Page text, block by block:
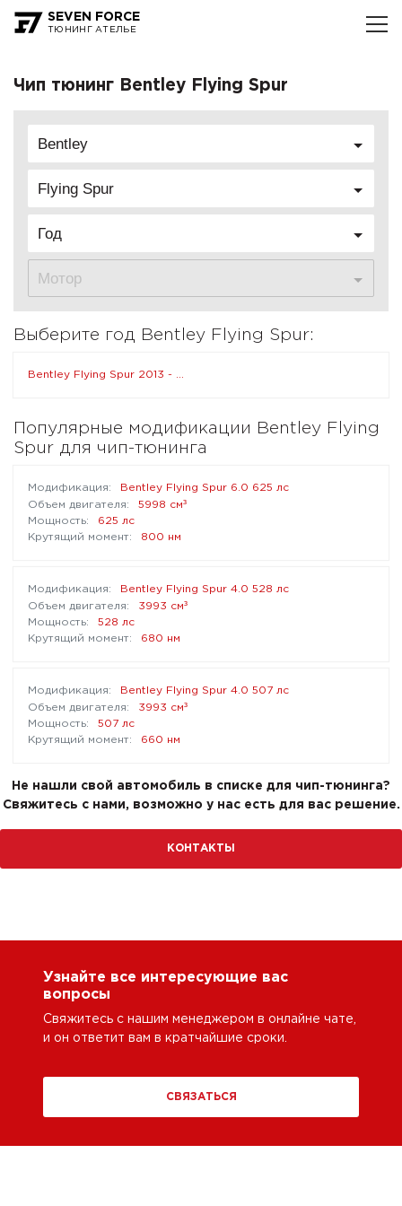
SEVEN FORCE
ТЮНИНГ АТЕЛЬЕ
Чип тюнинг Bentley Flying Spur
Bentley
Flying Spur
Год
Мотор
Выберите год Bentley Flying Spur:
Bentley Flying Spur 2013 - ...
Популярные модификации Bentley Flying
Spur для чип-тюнинга
Bentley Flying Spur 6.0 625 лс
5998 см³
625 лс
800 нм
Bentley Flying Spur 4.0 528 лс
3993 см³
528 лс
680 нм
Bentley Flying Spur 4.0 507 лс
3993 см³
507 лс
660 нм
Не нашли свой автомобиль в списке для чип-тюнинга?
Свяжитесь с нами, возможно у нас есть для вас решение.
КОНТАКТЫ
Узнайте все интересующие вас
вопросы
Свяжитесь с нашим менеджером в онлайне чате,
и он ответит вам в кратчайшие сроки.
СВЯЗАТЬСЯ